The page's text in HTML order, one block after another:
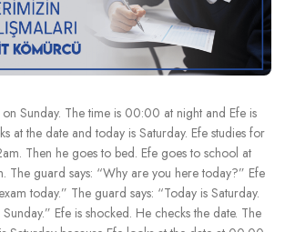
on Sunday. The time is 00:00 at night and Efe is
at the date and today is Saturday. Efe studies for
Then he goes to bed. Efe goes to school at
The guard says: “Why are you here today?” Efe
today.” The guard says: “Today is Saturday.
Efe is shocked. He checks the date. The